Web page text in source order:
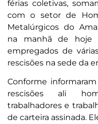
férias coletivas,
com o setor de
Metalúrgicos do
na manhã de hoje
empregados de
rescisões na sede da
Conforme
rescisões ali
trabalhadores e
de carteira assinada.